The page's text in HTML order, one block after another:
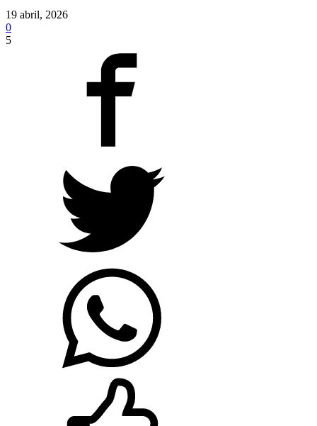
19 abril, 2026
0
5